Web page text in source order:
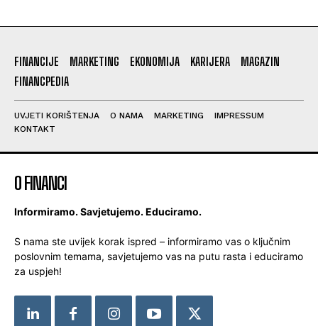
FINANCIJE MARKETING EKONOMIJA KARIJERA
MAGAZIN
FINANCPEDIA
UVJETI KORIŠTENJA O NAMA MARKETING
IMPRESSUM
KONTAKT
O FINANCI
Informiramo. Savjetujemo. Educiramo.
S nama ste uvijek korak ispred – informiramo vas o ključnim
poslovnim temama, savjetujemo vas na putu rasta i educiramo
za uspjeh!